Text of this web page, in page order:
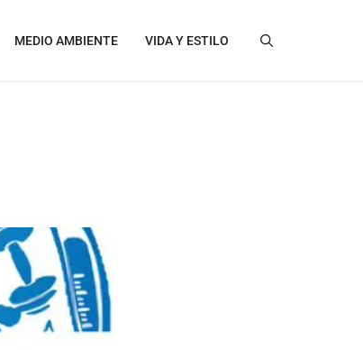
MEDIO AMBIENTE VIDA Y ESTILO